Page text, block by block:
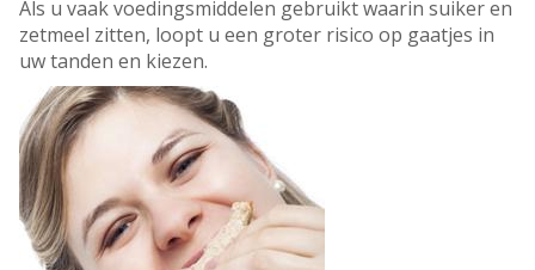
Als u vaak voedingsmiddelen gebruikt waarin suiker en
zetmeel zitten, loopt u een groter risico op gaatjes in
uw tanden en kiezen.